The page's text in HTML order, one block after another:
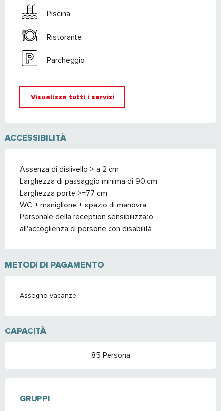
Piscina
Ristorante
Parcheggio
Visualizza tutti i servizi
ACCESSIBILITÀ
Assenza di dislivello > a 2 cm
Larghezza di passaggio minima di 90 cm
Larghezza porte >=77 cm
WC + maniglione + spazio di manovra
Personale della reception sensibilizzato
all'accoglienza di persone con disabilità
METODI DI PAGAMENTO
Assegno vacanze
CAPACITÀ
85 Persona
GRUPPI
GRUPPI